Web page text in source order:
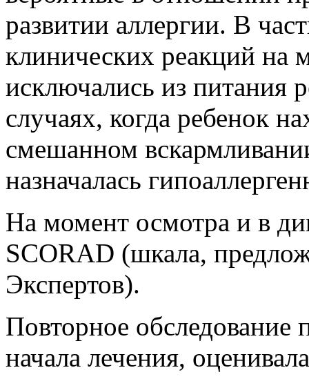
развитии аллергии. В
клинических реакций на
исключались из питания
случаях, когда ребенок
смешанном
назначалась
На момент осмотра и в
SCORAD (шкала,
Экспертов).
Повторное обследование
начала лечения,